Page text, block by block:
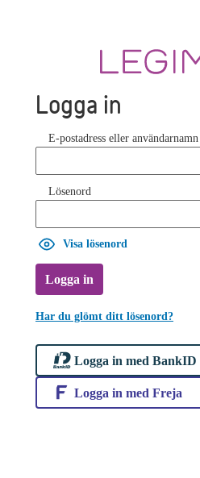
Logga in
E-postadress eller användarnamn
Lösenord
Visa lösenord
Logga in
Har du glömt ditt lösenord?
Logga in med BankID
Logga in med Freja